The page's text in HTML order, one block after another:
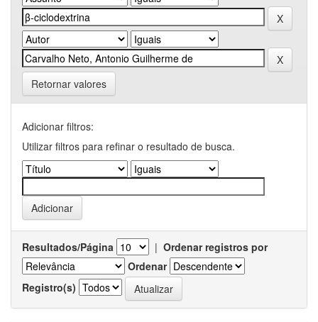
Retornar valores
Adicionar filtros:
Utilizar filtros para refinar o resultado de busca.
Resultados/Página | Ordenar registros por
Ordenar
Registro(s)